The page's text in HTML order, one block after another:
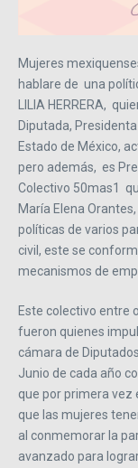
Mujeres
hablare de una
LILIA HERRERA,
Diputada,
Estado de México,
pero además, es
Colectivo 50mas1
María Elena
políticas de varios
civil, este se
mecanismos de
Este colectivo entre
fueron quienes
cámara de
Junio de cada año
que por primera vez
que las mujeres
al conmemorar la
avanzado para